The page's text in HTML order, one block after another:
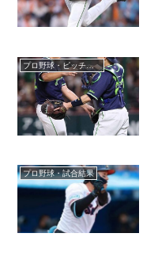
プロ野球・ピッチャー
プロ野球・試合結果